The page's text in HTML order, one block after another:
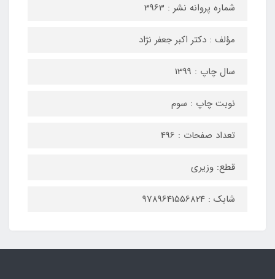
شماره پروانه نشر : 3963
مؤلف : دکتر اکبر جعفر نژاد
سال چاپ : 1399
نوبت چاپ : سوم
تعداد صفحات : 496
قطع: وزیری
شابک : 9789641556824